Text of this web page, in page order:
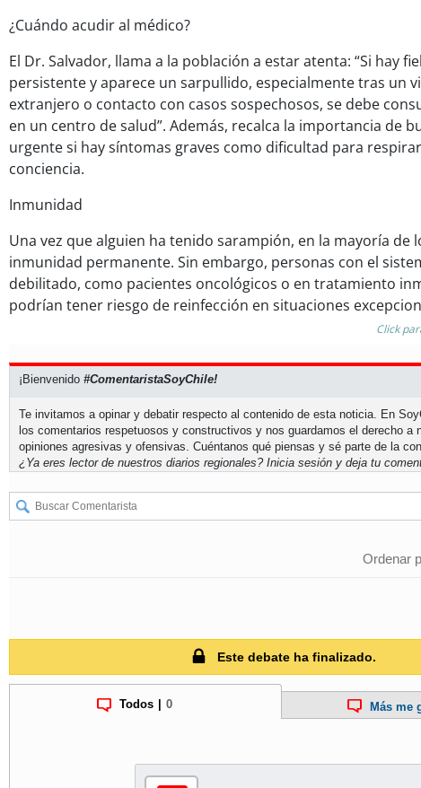
¿Cuándo acudir al médico?
El Dr. Salvador, llama a la población a estar atenta: “Si hay
persistente y aparece un sarpullido, especialmente tras un
extranjero o contacto con casos sospechosos, se debe
en un centro de salud”. Además, recalca la importancia de
urgente si hay síntomas graves como dificultad para
conciencia.
Inmunidad
Una vez que alguien ha tenido sarampión, en la mayoría de
inmunidad permanente. Sin embargo, personas con el
debilitado, como pacientes oncológicos o en tratamiento
podrían tener riesgo de reinfección en situaciones
Click
¡Bienvenido #ComentaristaSoyChile!
Te invitamos a opinar y debatir respecto al contenido de esta noticia. En
los comentarios respetuosos y constructivos y nos guardamos el derecho a
opiniones agresivas y ofensivas. Cuéntanos qué piensas y sé parte de la
¿Ya eres lector de nuestros diarios regionales? Inicia sesión y deja tu
Ordenar
Este debate ha finalizado.
Todos | 0 Más me